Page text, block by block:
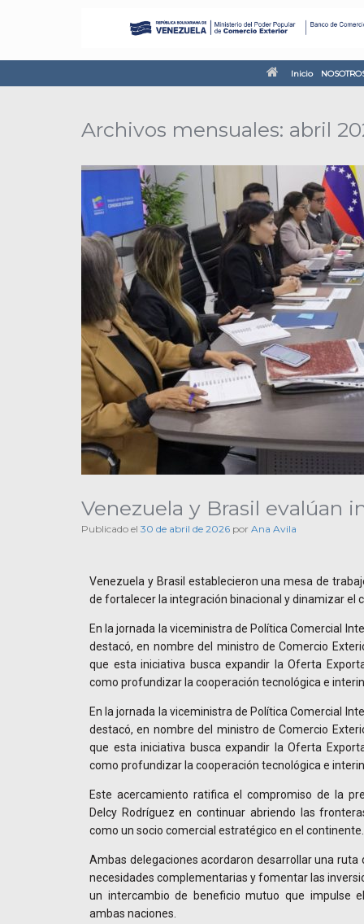
Inicio
Archivos mensuales: abril
Venezuela y Brasil evalúan
Publicado el 30 de abril de 2026 por Ana Avila
Venezuela y Brasil establecieron una mesa de
de fortalecer la integración binacional y dinamizar el
En la jornada la viceministra de Política Comercial
destacó, en nombre del ministro de Comercio
que esta iniciativa busca expandir la Oferta
como profundizar la cooperación tecnológica e
En la jornada la viceministra de Política Comercial
destacó, en nombre del ministro de Comercio
que esta iniciativa busca expandir la Oferta
como profundizar la cooperación tecnológica e
Este acercamiento ratifica el compromiso de la
Delcy Rodríguez en continuar abriendo las
como un socio comercial estratégico en el continente.
Ambas delegaciones acordaron desarrollar una
necesidades complementarias y fomentar las
un intercambio de beneficio mutuo que impulse
ambas naciones.